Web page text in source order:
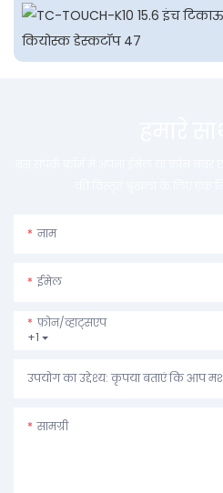
नाम
ईमेल
+1
फ़ोन/व्हाट्सएप
सामग्री